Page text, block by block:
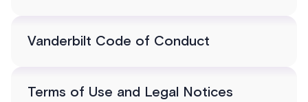
Vanderbilt Code of Conduct
Terms of Use and Legal Notices